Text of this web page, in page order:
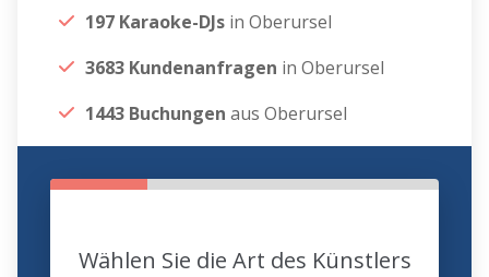
197 Karaoke-DJs in Oberursel
3683 Kundenanfragen in Oberursel
1443 Buchungen aus Oberursel
Wählen Sie die Art des Künstlers